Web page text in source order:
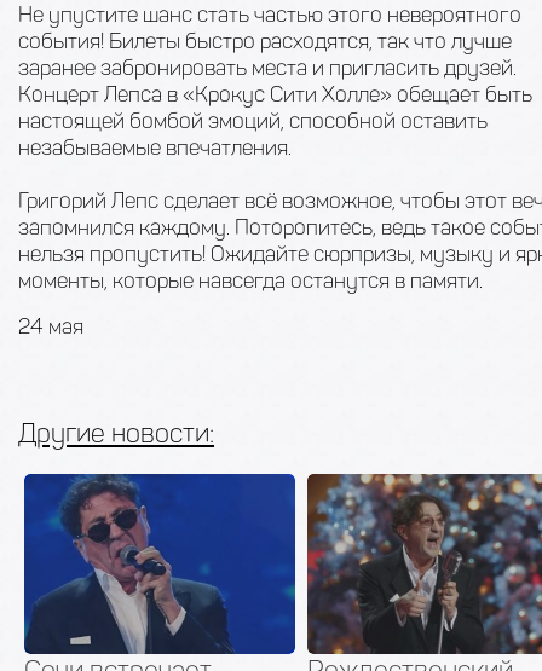
Не упустите шанс стать частью этого невероятного
события! Билеты быстро расходятся, так что лучше
заранее забронировать места и пригласить друзей.
Концерт Лепса в «Крокус Сити Холле» обещает быть
настоящей бомбой эмоций, способной оставить
незабываемые впечатления.
Григорий Лепс сделает всё возможное, чтобы этот
запомнился каждому. Поторопитесь, ведь такое
нельзя пропустить! Ожидайте сюрпризы, музыку и
моменты, которые навсегда останутся в памяти.
24 мая
Другие новости: